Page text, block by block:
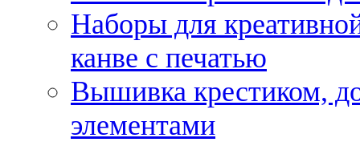
Наборы для
канве с печатью
Вышивка крестиком,
элементами